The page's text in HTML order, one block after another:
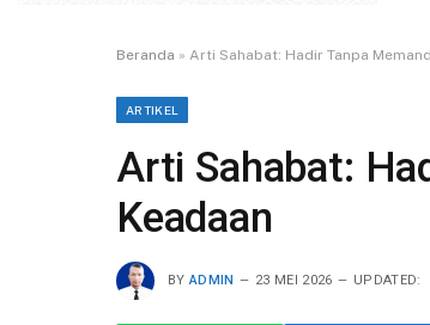
Beranda » Arti Sahabat: Hadir Tanpa
ARTIKEL
Arti Sahabat:
Keadaan
BY ADMIN 23 MEI 2026 UPDATED: